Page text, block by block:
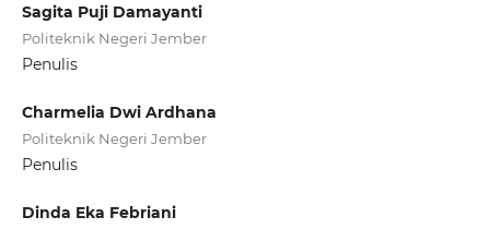
Sagita Puji Damayanti
Politeknik Negeri Jember
Penulis
Charmelia Dwi Ardhana
Politeknik Negeri Jember
Penulis
Dinda Eka Febriani